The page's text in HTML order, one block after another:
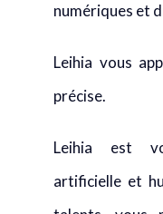
numériques et
Leihia vous
précise.
Leihia est
artificielle et